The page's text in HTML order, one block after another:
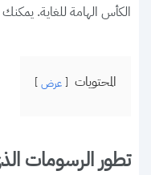
الكأس الهامة للغاية.
المحتويات عرض
تطور الرسومات